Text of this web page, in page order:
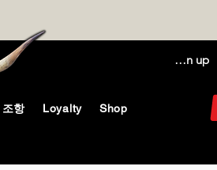
Log In / Sign up
조항 Loyalty Shop